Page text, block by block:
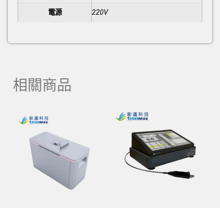
電源 220V
相關商品